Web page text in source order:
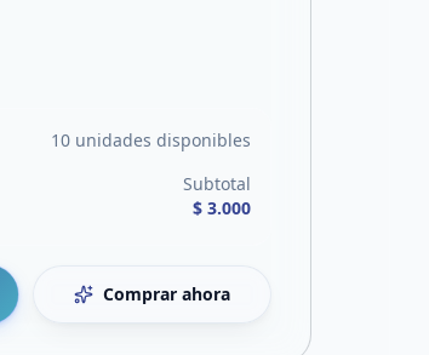
10 unidades disponibles
Subtotal
$ 3.000
Comprar ahora